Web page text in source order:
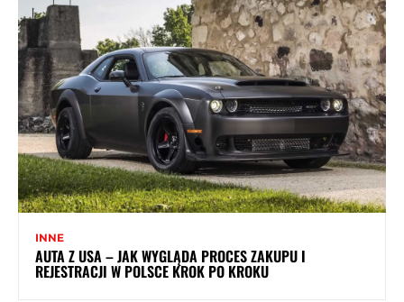
INNE
AUTA Z USA – JAK WYGLĄDA PROCES ZAKUPU I
REJESTRACJI W POLSCE KROK PO KROKU